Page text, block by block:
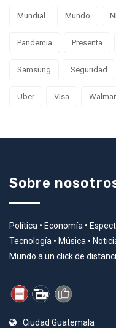
Mundial Mundo
Pandemia Presenta
Samsung Seguridad
Uber Visa
Sobre
Política • Economía •
Tecnología • Música •
Mundo a un click de
Ciudad Guatemala